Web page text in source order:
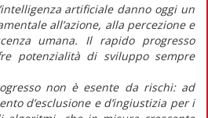
artificiale danno oggi un
all’azione, alla percezione e
umana. Il rapido progresso
potenzialità di sviluppo sempre
non è esente da rischi: ad
d’esclusione e d’ingiustizia per i